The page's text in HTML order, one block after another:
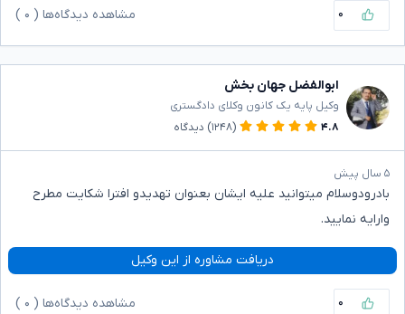
۰ مشاهده دیدگاه‌ها ( ۰
ابوالفضل جهان بخش
وکیل پایه یک کانون وکلای دادگستری
۴.۸
(۱۲۴۸) دیدگاه
۵ سال پیش
بادرودوسلام میتوانید علیه ایشان بعنوان تهدیدو افترا شکایت مطرح
وارایه نمایید.
دریافت مشاوره از این وکیل
۰ مشاهده دیدگاه‌ها ( ۰